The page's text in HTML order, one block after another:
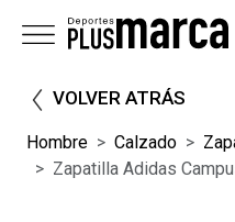
VOLVER ATRÁS
Hombre Calzado
Zapatilla Adidas